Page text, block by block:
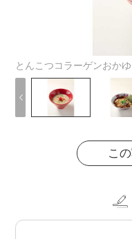
とんこつコラーゲンおか
こ